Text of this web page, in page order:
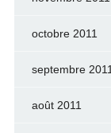
octobre 2011
septembre 2011
août 2011